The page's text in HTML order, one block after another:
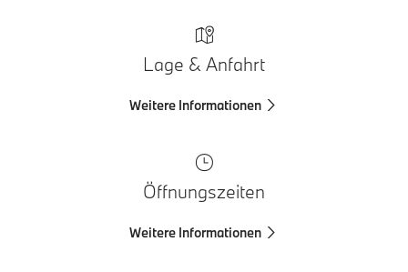
Lage & Anfahrt
Weitere Informationen
Öffnungszeiten
Weitere Informationen